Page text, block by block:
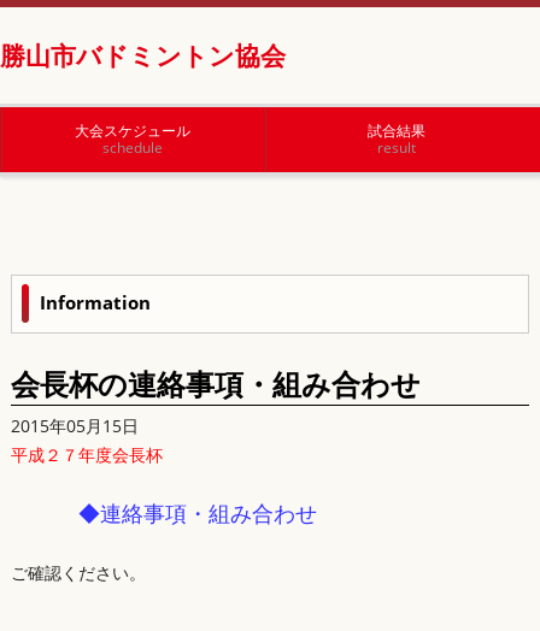
勝山市バドミントン協会
大会スケジュール
schedule
試合結果
result
Information
会長杯の連絡事項・組み合わせ
2015年05月15日
平成２７年度会長杯
◆連絡事項・組み合わせ
ご確認ください。